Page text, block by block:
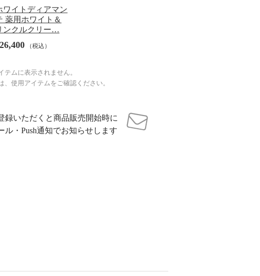
ワイトディアマン
薬用ホワイト＆
ンクルクリー…
（税込）
ムに表示されません。
使用アイテムをご確認ください。
録いただくと商品販売開始時に
ル・Push通知でお知らせします